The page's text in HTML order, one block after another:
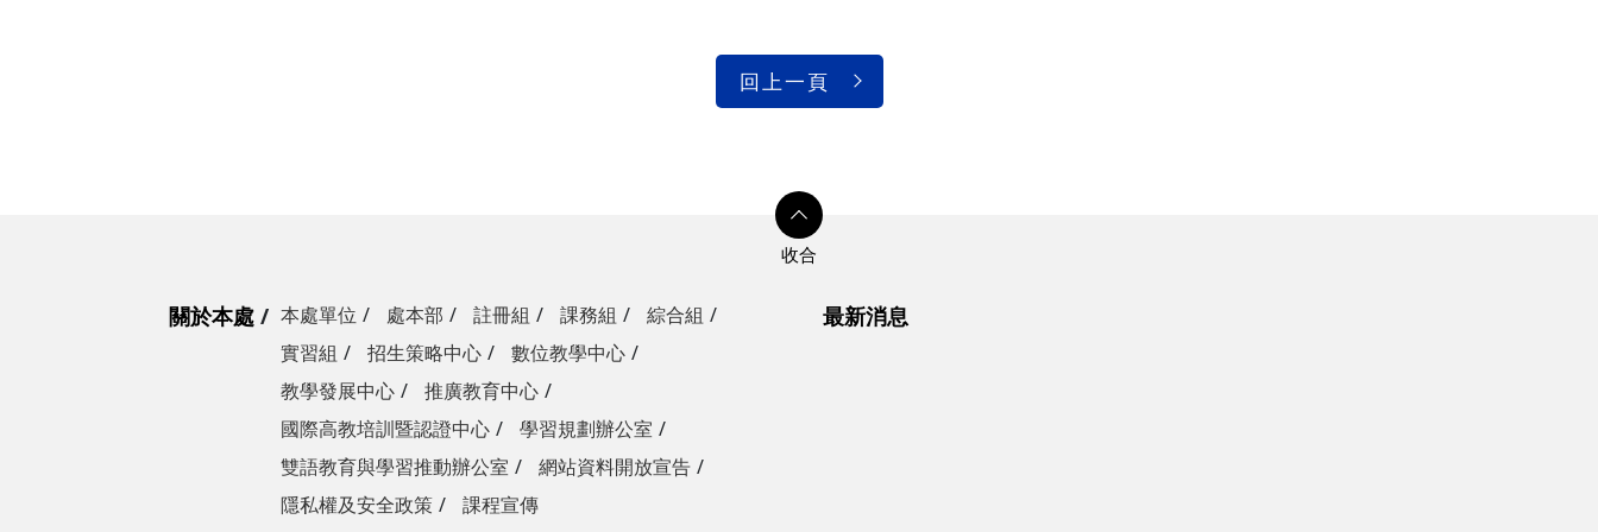
回上一頁
關於本處 本處單位 處本部 註冊組 課務組
綜合組
實習組
招生策略中心
數位教學中心
教學發展中心
推廣教育中心
國際高教培訓暨認證中心
學習規劃辦公室
雙語教育與學習推動辦公室
網站資料開放宣告
隱私權及安全政策
課程宣傳
最新消息